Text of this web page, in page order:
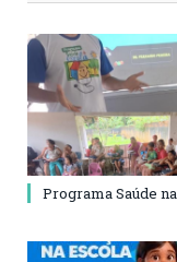
Programa Saúde